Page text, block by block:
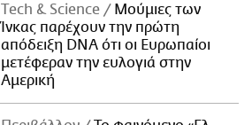
Τech & Science
Μούμιες των
Ίνκας παρέχουν την πρώτη
απόδειξη DNA ότι οι Ευρωπαίοι
μετέφεραν την ευλογιά στην
Αμερική